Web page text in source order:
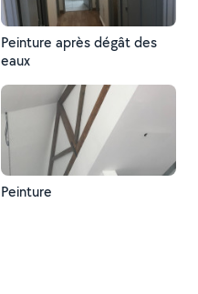
Peinture après dégât des
eaux
Peinture